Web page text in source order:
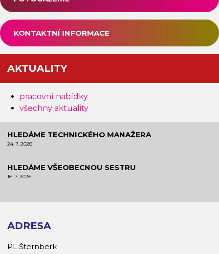
KONTAKTNÍ INFORMACE
AKTUALITY
pracovní nabídky
všechny aktuality
HLEDÁME TECHNICKÉHO MANAŽERA
24. 7. 2026
HLEDÁME VŠEOBECNOU SESTRU
16. 7. 2026
ADRESA
PL Šternberk